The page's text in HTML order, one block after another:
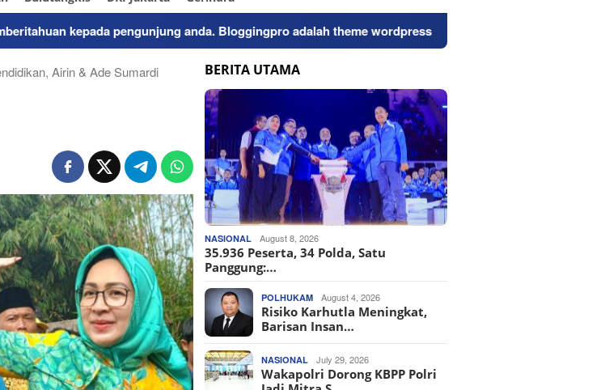
kepada pengunjung anda. Bloggingpro adalah theme wordpress bersih dan seo friendly, untuk
Airin & Ade Sumardi
BERITA UTAMA
NASIONAL August 8, 2026
35.936 Peserta, 34 Polda, Satu
Panggung:…
POLHUKAM August 4, 2026
Risiko Karhutla Meningkat,
Barisan Insan…
NASIONAL July 29, 2026
Wakapolri Dorong KBPP Polri